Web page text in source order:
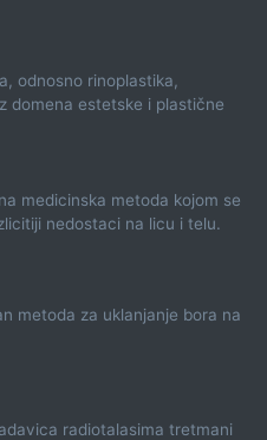
odnosno rinoplastika,
domena estetske i plastične
medicinska metoda kojom se
nedostaci na licu i telu.
metoda za uklanjanje bora na
radiotalasima tretmani